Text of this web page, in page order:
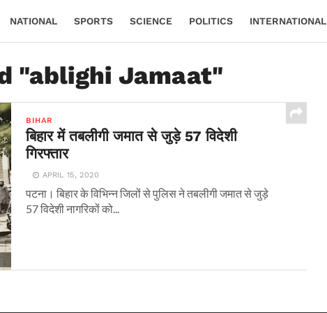
NATIONAL SPORTS SCIENCE POLITICS INTERNATIONAL
"ablighi Jamaat"
BIHAR
बिहार में तबलीगी जमात से जुड़े 57 विदेशी
गिरफ्तार
APRIL 15, 2020
पटना। बिहार के विभिन्न जिलों से पुलिस ने तबलीगी जमात से जुड़े
57 विदेशी नागरिकों को...